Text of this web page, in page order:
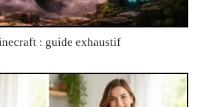
: guide exhaustif